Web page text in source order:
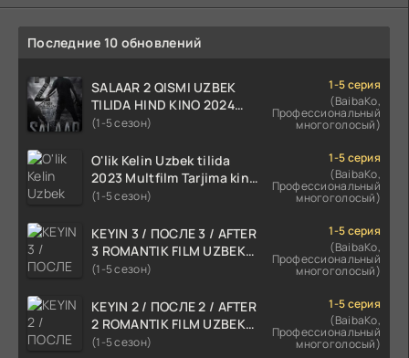
Последние 10 обновлений
SALAAR 2 QISMI UZBEK
TILIDA HIND KINO 2024
TARJIMA 720p HD Skachat
(1-5 сезон)
1-5 серия
(BaibaKo,
Профессиональный
многоголосый)
O'lik Kelin Uzbek tilida
2023 Multfilm Tarjima kino
skachat
(1-5 сезон)
1-5 серия
(BaibaKo,
Профессиональный
многоголосый)
KEYIN 3 / ПОСЛЕ 3 / AFTER
3 ROMANTIK FILM UZBEK
TILIDA 2021 TARJIMA FILM
(1-5 сезон)
1-5 серия
(BaibaKo,
Профессиональный
многоголосый)
KEYIN 2 / ПОСЛЕ 2 / AFTER
2 ROMANTIK FILM UZBEK
TILIDA 2020 TARJIMA FILM
(1-5 сезон)
1-5 серия
(BaibaKo,
Профессиональный
многоголосый)